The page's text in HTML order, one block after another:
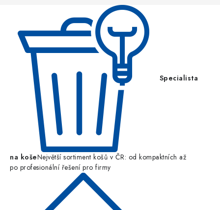
Specialista
na košeNejvětší sortiment košů v ČR: od kompaktních až
po profesionální řešení pro firmy